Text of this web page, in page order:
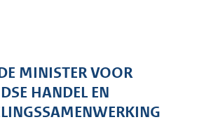
e
:
3
MINISTER VOOR
HANDEL EN